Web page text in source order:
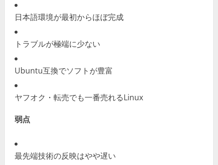
日本語環境が最初からほぼ完成
トラブルが極端に少ない
Ubuntu互換でソフトが豊富
ヤフオク・転売でも一番売れるLinux
弱点
最先端技術の反映はやや遅い